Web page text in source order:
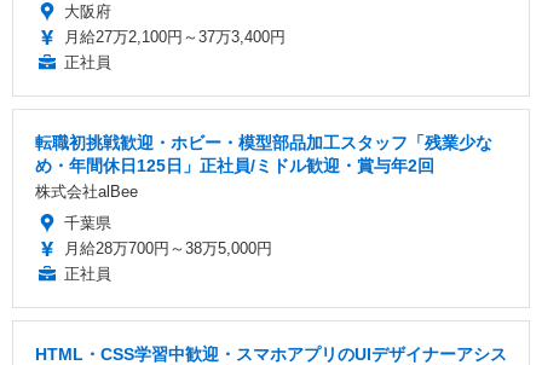
大阪府
月給27万2,100円～37万3,400円
正社員
転職初挑戦歓迎・ホビー・模型部品加工スタッフ「残業少な
め・年間休日125日」正社員/ミドル歓迎・賞与年2回
株式会社alBee
千葉県
月給28万700円～38万5,000円
正社員
HTML・CSS学習中歓迎・スマホアプリのUIデザイナーアシス